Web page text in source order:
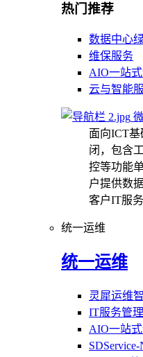
热门推荐
数据中心
维保服务
AIO一站
云与智能
面向ICT
闭，包含
控等功能
户提供数
客户IT服
统一运维
统一运维
灵犀运维
IT服务管
AIO一站